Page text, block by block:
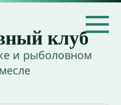
клуб
и рыболовном